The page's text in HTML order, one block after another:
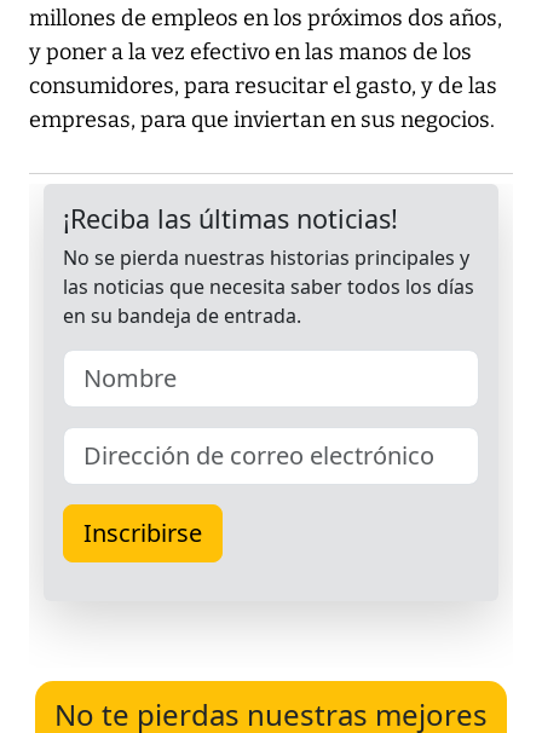
millones de empleos en los próximos dos años,
y poner a la vez efectivo en las manos de los
consumidores, para resucitar el gasto, y de las
empresas, para que inviertan en sus negocios.
No te pierdas nuestras mejores